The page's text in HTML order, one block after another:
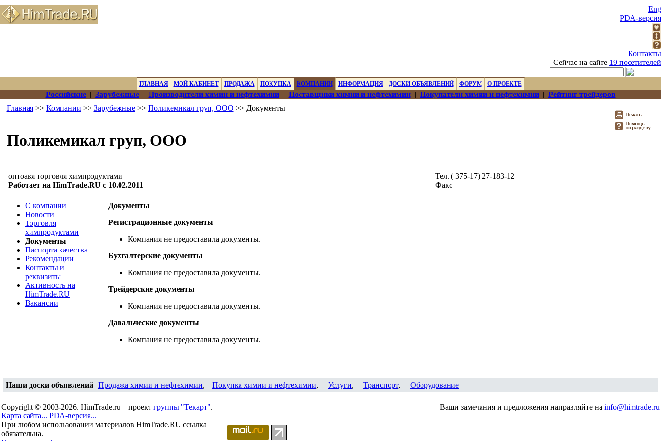
Eng
PDA-версия
Контакты
Сейчас на сайте 19 посетителей
ГЛАВНАЯ МОЙ КАБИНЕТ ПРОДАЖА ПОКУПКА КОМПАНИИ ИНФОРМАЦИЯ ДОСКИ ОБЪЯВЛЕНИЙ ФОРУМ О ПРОЕКТЕ
Российские| Зарубежные| Производители химии и нефтехимии| Поставщики химии и нефтехимии| Покупатели химии и нефтехимии| Рейтинг трейдеров
Главная>> Компании >> Зарубежные>> Поликемикал груп, ООО >> Документы
Поликемикал груп, ООО
оптоавя торговля химпродуктами
Работает на HimTrade.RU с 10.02.2011
Тел. ( 375-17) 27-183-12
Факс
О компании
Новости
Торговля
химпродуктами
Документы
Паспорта качества
Рекомендации
Контакты и
реквизиты
Активность на
HimTrade.RU
Вакансии
Документы
Регистрационные документы
Компания не предоставила документы.
Бухгалтерские документы
Компания не предоставила документы.
Трейдерские документы
Компания не предоставила документы.
Давальческие документы
Компания не предоставила документы.
Наши доски объявлений Продажа химии и нефтехимии, Покупка химии и нефтехимии, Услуги, Транспорт, Оборудование
Copyright © 2003-2026, HimTrade.ru – проект группы "Текарт".
Карта сайта... PDA-версия...
При любом использовании материалов HimTrade.RU ссылка
обязательна.
Ваши замечания и предложения направляйте на info@himtrade.ru